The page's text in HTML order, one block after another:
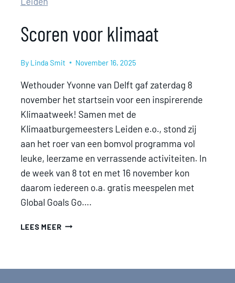
Scoren voor klimaat
By Linda Smit November 16, 2025
Wethouder Yvonne van Delft gaf zaterdag 8
november het startsein voor een inspirerende
Klimaatweek! Samen met de
Klimaatburgemeesters Leiden e.o., stond zij
aan het roer van een bomvol programma vol
leuke, leerzame en verrassende activiteiten. In
de week van 8 tot en met 16 november kon
daarom iedereen o.a. gratis meespelen met
Global Goals Go….
LEES MEERSCOREN